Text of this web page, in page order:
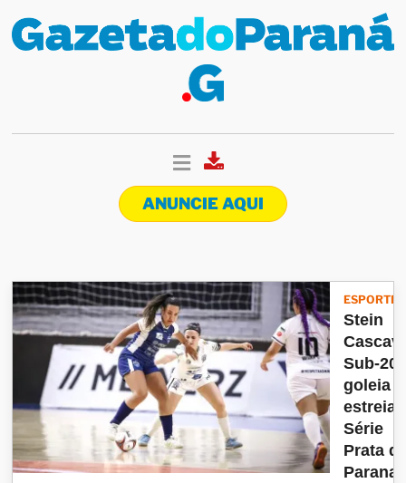
ANUNCIE AQUI
ESPORTES
Stein
Sub-20
goleia
estreia
Série
Prata